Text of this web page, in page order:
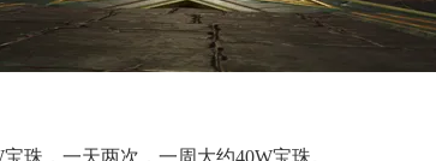
珠，一天两次，一周大约40W宝珠。